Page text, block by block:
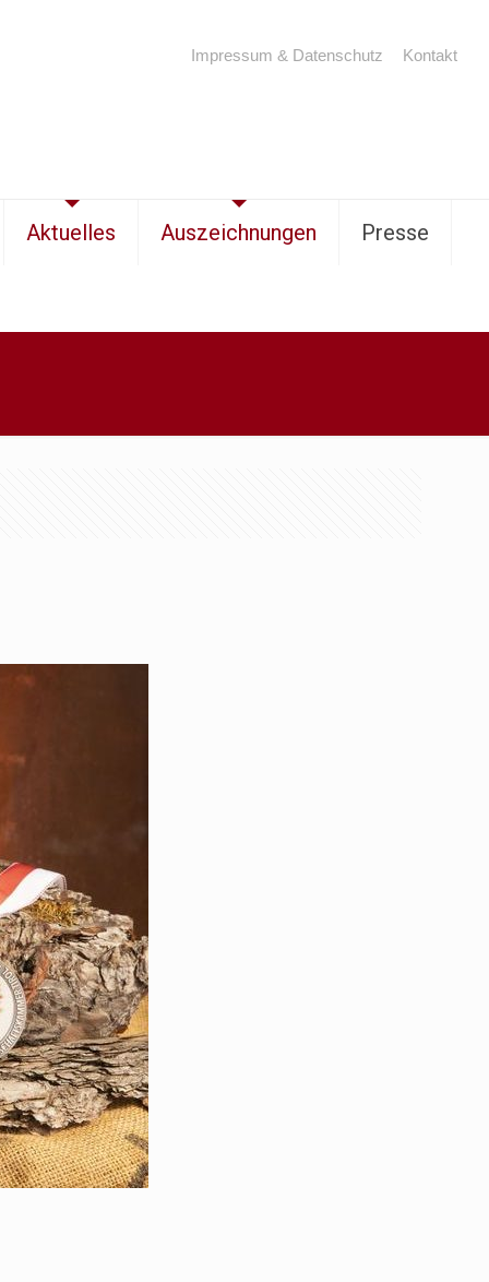
Aktuelles Auszeichnungen Presse
Impressum & Datenschutz Kontakt